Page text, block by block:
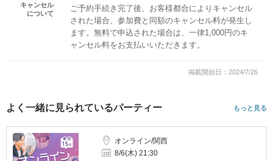
キャンセル
について
ご予約手続き完了後、お客様都合によりキャンセル
された場合、参加費と同額のキャンセル料が発生し
ます。無料で申込された場合は、一律1,000円のキ
ャンセル料をお支払いいただきます。
掲載開始日：2024/7/26
よく一緒に見られているパーティー もっと見る
オンライン/関西
8/6(木) 21:30